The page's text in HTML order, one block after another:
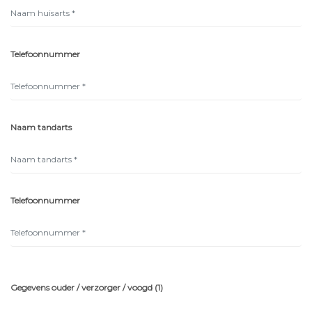
Telefoonnummer
Naam tandarts
Telefoonnummer
Gegevens ouder / verzorger / voogd (1)